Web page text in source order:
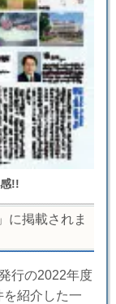
!!
」に掲載されま
行の2022年度
紹介した一